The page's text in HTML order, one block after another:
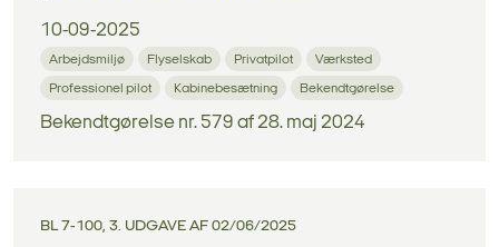
10-09-2025
Arbejdsmiljø Flyselskab Privatpilot Værksted
Professionel pilot Kabinebesætning Bekendtgørelse
Bekendtgørelse nr. 579 af 28. maj 2024
BL 7-100, 3. UDGAVE AF 02/06/2025